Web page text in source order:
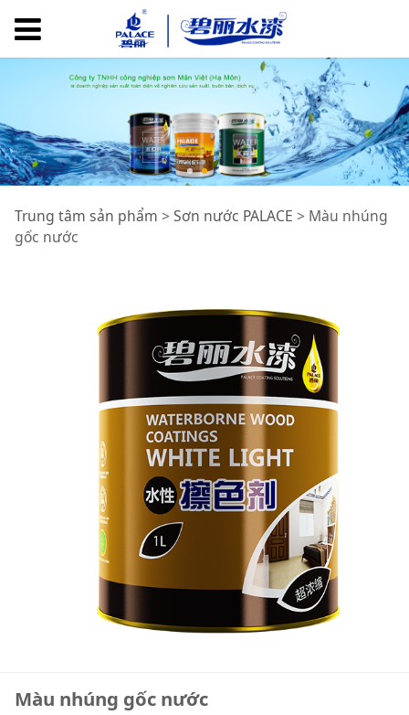
Màu nhúng gốc
Trung tâm sản phẩm > Sơn nước PALACE > Màu nhúng
gốc nước
Màu nhúng gốc nước